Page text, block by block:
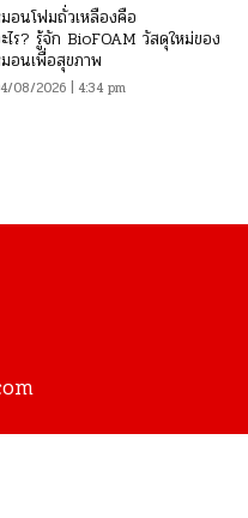
อนโฟมถั่วเหลืองคือ
ไร? รู้จัก BioFOAM วัสดุใหม่ของ
อนเพื่อสุขภาพ
08/2026 | 4:34 pm